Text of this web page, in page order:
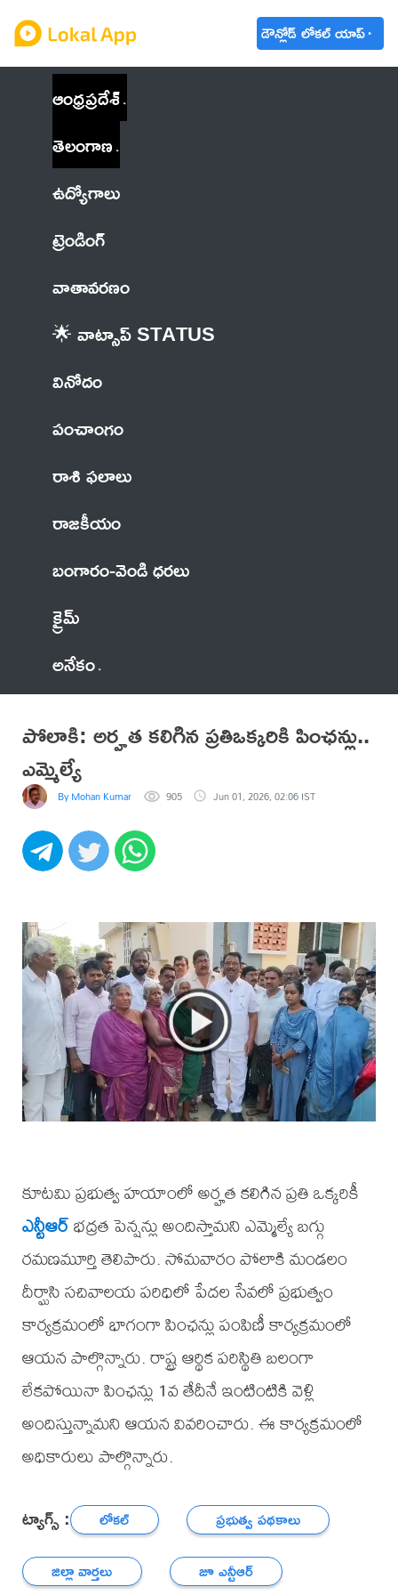
డౌన్లోడ్ లోకల్ యాప్
ఆంధ్రప్రదేశ్
తెలంగాణ
ఉద్యోగాలు
ట్రెండింగ్
వాతావరణం
🌟 వాట్సాప్ STATUS
వినోదం
పంచాంగం
రాశి ఫలాలు
రాజకీయం
బంగారం-వెండి ధరలు
క్రైమ్
అనేకం
పోలాకి: అర్హత కలిగిన ప్రతిఒక్కరికి పింఛన్లు..
ఎమ్మెల్యే
By Mohan Kumar 905 Jun 01, 2026, 02:06 IST
కూటమి ప్రభుత్వ హయాంలో అర్హత కలిగిన ప్రతి ఒక్కరికీ
ఎన్టీఆర్భద్రత పెన్షన్లు అందిస్తామని ఎమ్మెల్యే బగ్గు
రమణమూర్తి తెలిపారు. సోమవారం పోలాకి మండలం
దీర్ఘాసి సచివాలయ పరిధిలో పేదల సేవలో ప్రభుత్వం
కార్యక్రమంలో భాగంగా పింఛన్లు పంపిణీ కార్యక్రమంలో
ఆయన పాల్గొన్నారు. రాష్ట్ర ఆర్థిక పరిస్థితి బలంగా
లేకపోయినా పింఛన్లు 1వ తేదీనే ఇంటింటికి వెళ్లి
అందిస్తున్నామని ఆయన వివరించారు. ఈ కార్యక్రమంలో
అధికారులు పాల్గొన్నారు.
ట్యాగ్స్ : లోకల్
ప్రభుత్వ పథకాలు
జిల్లా వార్తలు
జూ ఎన్టీఆర్